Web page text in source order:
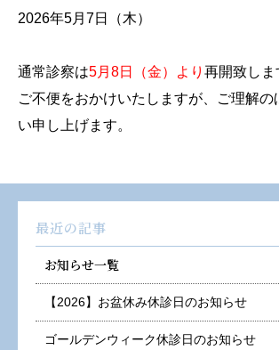
2026年5月7日（木）
通常診察は5月8日（金）より 再開致しま
ご不便をおかけいたしますが、ご理解の
い申し上げます。
最近の記事
お知らせ一覧
【2026】お盆休み休診日のお知らせ
ゴールデンウィーク休診日のお知らせ